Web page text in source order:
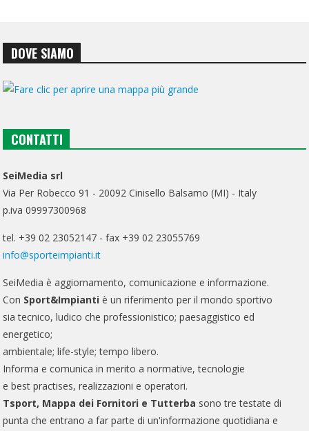
DOVE SIAMO
CONTATTI
SeiMedia srl
Via Per Robecco 91 - 20092 Cinisello Balsamo (MI) - Italy
p.iva 09997300968
tel. +39 02 23052147 - fax +39 02 23055769
info@sporteimpianti.it
SeiMedia è aggiornamento, comunicazione e informazione.
Con Sport&Impianti è un riferimento per il mondo sportivo
sia tecnico, ludico che professionistico; paesaggistico ed
energetico;
ambientale; life-style; tempo libero.
Informa e comunica in merito a normative, tecnologie
e best practises, realizzazioni e operatori.
Tsport, Mappa dei Fornitori e Tutterba sono tre testate di
punta che entrano a far parte di un'informazione quotidiana e